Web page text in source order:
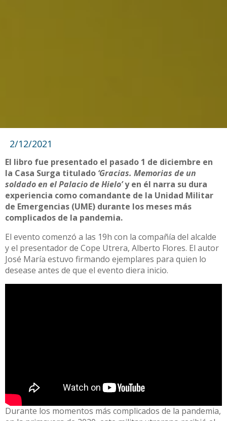
2/12/2021
El libro fue presentado el pasado 1 de diciembre en
la Casa Surga titulado ‘Gracias. Memorias de un
soldado en el Palacio de Hielo’y en él narra su dura
experiencia como comandante de la Unidad Militar
de Emergencias (UME) durante los meses más
complicados de la pandemia.
El evento comenzó a las 19h con la compañía del alcalde
y el presentador de Cope Utrera, Alberto Flores. El autor
José María estuvo firmando ejemplares para quien lo
desease antes de que el evento diera inicio.
Durante los momentos más complicados de la pandemia,